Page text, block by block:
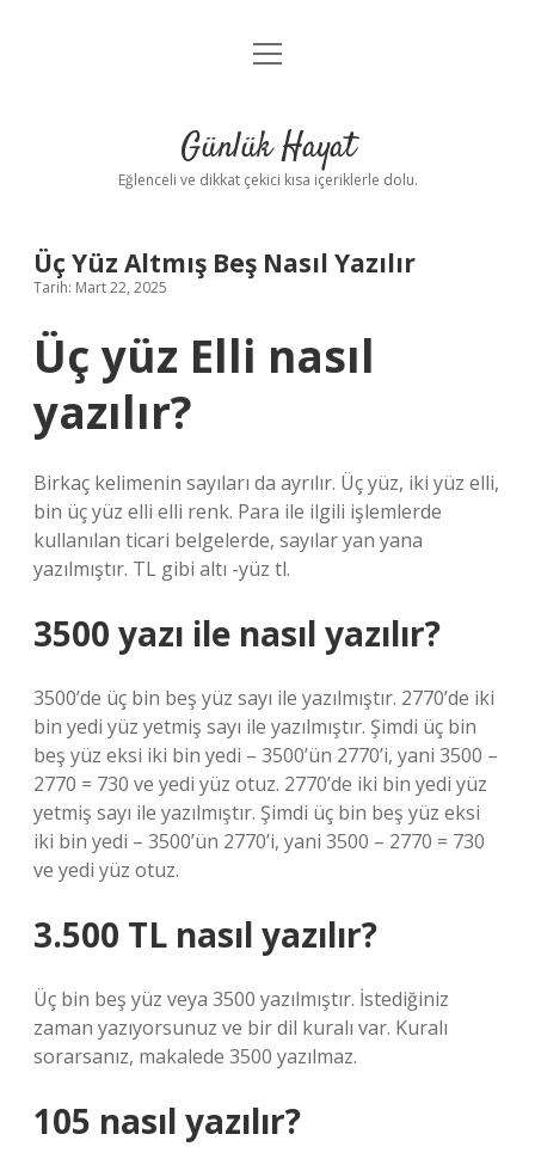
Anasayfa
Yasal Uyarı
menüyü
Günlük Hayat
Eğlenceli ve dikkat çekici kısa içeriklerle dolu.
Üç Yüz Altmış Beş Nasıl Yazılır
Tarih: Mart 22, 2025
Üç yüz Elli nasıl
yazılır?
Birkaç kelimenin sayıları da ayrılır. Üç yüz, iki yüz elli,
bin üç yüz elli elli renk. Para ile ilgili işlemlerde
kullanılan ticari belgelerde, sayılar yan yana
yazılmıştır. TL gibi altı -yüz tl.
3500 yazı ile nasıl yazılır?
3500’de üç bin beş yüz sayı ile yazılmıştır. 2770’de iki
bin yedi yüz yetmiş sayı ile yazılmıştır. Şimdi üç bin
beş yüz eksi iki bin yedi – 3500’ün 2770’i, yani 3500 –
2770 = 730 ve yedi yüz otuz. 2770’de iki bin yedi yüz
yetmiş sayı ile yazılmıştır. Şimdi üç bin beş yüz eksi
iki bin yedi – 3500’ün 2770’i, yani 3500 – 2770 = 730
ve yedi yüz otuz.
3.500 TL nasıl yazılır?
Üç bin beş yüz veya 3500 yazılmıştır. İstediğiniz
zaman yazıyorsunuz ve bir dil kuralı var. Kuralı
sorarsanız, makalede 3500 yazılmaz.
105 nasıl yazılır?